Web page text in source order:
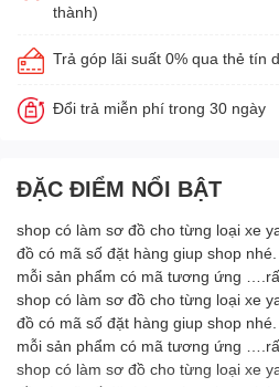
thành)
Trả góp lãi suất 0% qua thẻ tín
Đổi trả miễn phí trong 30 ngày
ĐẶC ĐIỂM NỔI BẬT
shop có làm sơ đồ cho từng loại xe
đồ có mã số đặt hàng giup shop
mỗi sản phẩm có mã tương ứng
shop có làm sơ đồ cho từng loại xe
đồ có mã số đặt hàng giup shop
mỗi sản phẩm có mã tương ứng
shop có làm sơ đồ cho từng loại xe